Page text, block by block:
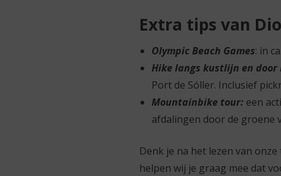
Extra tips van
Olympic Beach Games: in
Hike langs kustlijn en
Port de Sóller. Inclusief
Mountainbike tour: een
afdalingen door de groene
Denk je na het lezen van
helpen wij je graag mee dat